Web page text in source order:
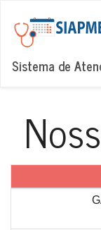
Sistema de